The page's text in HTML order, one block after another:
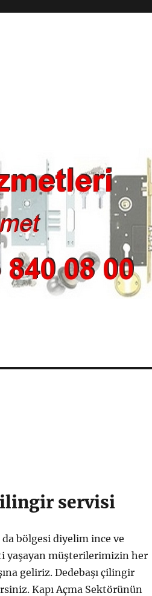
servisi
da bölgesi diyelim ince ve
yaşayan müşterilerimizin her
geliriz. Dedebaşı çilingir
Kapı Açma Sektörünün